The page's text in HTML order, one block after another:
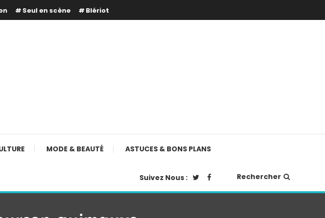
Seul en scène Blériot
MODE & BEAUTÉ ASTUCES & BONS PLANS
Suivez Nous : Rechercher